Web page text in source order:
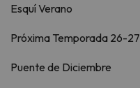
Esquí Verano
Próxima Temporada 26-27
Puente de Diciembre